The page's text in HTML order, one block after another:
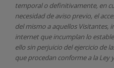
temporal o definitivamente, en
necesidad de aviso previo, el
del mismo a aquellos Visitantes,
internet que incumplan lo
ello sin perjuicio del ejercicio de
que procedan conforme a la Ley